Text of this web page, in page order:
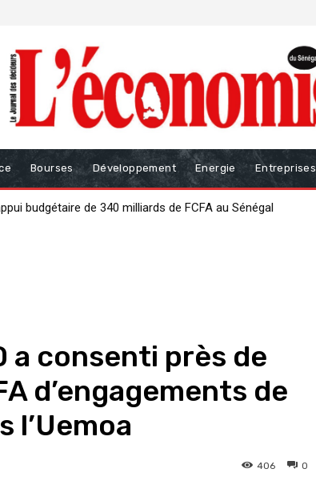
Bourses Développement Energie Entreprises
renforcer la gouvernance des finances publiques
a consenti près de
d’engagements de
l’Uemoa
0
406